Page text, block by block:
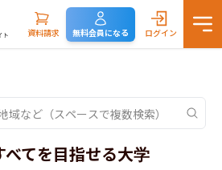
資料請求 無料会員になる ログイン
てを目指せる大学